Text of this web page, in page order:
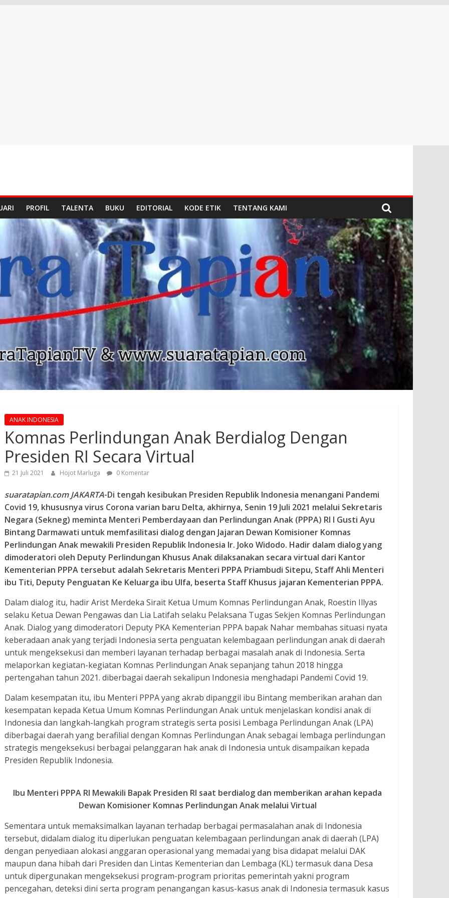
PROFIL TALENTA BUKU EDITORIAL KODE ETIK TENTANG KAMI
ANAK INDONESIA
Komnas Perlindungan Anak Berdialog Dengan
Presiden RI Secara Virtual
21 Juli 2021 Hojot Marluga 0 Komentar
suaratapian.com JAKARTA-Di tengah kesibukan Presiden Republik Indonesia menangani Pandemi
Covid 19, khususnya virus Corona varian baru Delta, akhirnya, Senin 19 Juli 2021 melalui Sekretaris
Negara (Sekneg) meminta Menteri Pemberdayaan dan Perlindungan Anak (PPPA) RI I Gusti Ayu
Bintang Darmawati untuk memfasilitasi dialog dengan Jajaran Dewan Komisioner Komnas
Perlindungan Anak mewakili Presiden Republik Indonesia Ir. Joko Widodo. Hadir dalam dialog yang
dimoderatori oleh Deputy Perlindungan Khusus Anak dilaksanakan secara virtual dari Kantor
Kementerian PPPA tersebut adalah Sekretaris Menteri PPPA Priambudi Sitepu, Staff Ahli Menteri
ibu Titi, Deputy Penguatan Ke Keluarga ibu Ulfa, beserta Staff Khusus jajaran Kementerian PPPA.
Dalam dialog itu, hadir Arist Merdeka Sirait Ketua Umum Komnas Perlindungan Anak, Roestin Illyas
selaku Ketua Dewan Pengawas dan Lia Latifah selaku Pelaksana Tugas Sekjen Komnas Perlindungan
Anak. Dialog yang dimoderatori Deputy PKA Kementerian PPPA bapak Nahar membahas situasi nyata
keberadaan anak yang terjadi Indonesia serta penguatan kelembagaan perlindungan anak di daerah
untuk mengeksekusi dan memberi layanan terhadap berbagai masalah anak di Indonesia. Serta
melaporkan kegiatan-kegiatan Komnas Perlindungan Anak sepanjang tahun 2018 hingga
pertengahan tahun 2021. diberbagai daerah sekalipun Indonesia menghadapi Pandemi Covid 19.
Dalam kesempatan itu, ibu Menteri PPPA yang akrab dipanggil ibu Bintang memberikan arahan dan
kesempatan kepada Ketua Umum Komnas Perlindungan Anak untuk menjelaskan kondisi anak di
Indonesia dan langkah-langkah program strategis serta posisi Lembaga Perlindungan Anak (LPA)
diberbagai daerah yang berafilial dengan Komnas Perlindungan Anak sebagai lembaga perlindungan
strategis mengeksekusi berbagai pelanggaran hak anak di Indonesia untuk disampaikan kepada
Presiden Republik Indonesia.
Ibu Menteri PPPA RI Mewakili Bapak Presiden RI saat berdialog dan memberikan arahan kepada
Dewan Komisioner Komnas Perlindungan Anak melalui Virtual
Sementara untuk memaksimalkan layanan terhadap berbagai permasalahan anak di Indonesia
tersebut, didalam dialog itu diperlukan penguatan kelembagaan perlindungan anak di daerah (LPA)
dengan penyediaan alokasi anggaran operasional yang memadai yang bisa didapat melalui DAK
maupun dana hibah dari Presiden dan Lintas Kementerian dan Lembaga (KL) termasuk dana Desa
untuk dipergunakan mengeksekusi program-program prioritas pemerintah yakni program
pencegahan, deteksi dini serta program penangangan kasus-kasus anak di Indonesia termasuk kasus